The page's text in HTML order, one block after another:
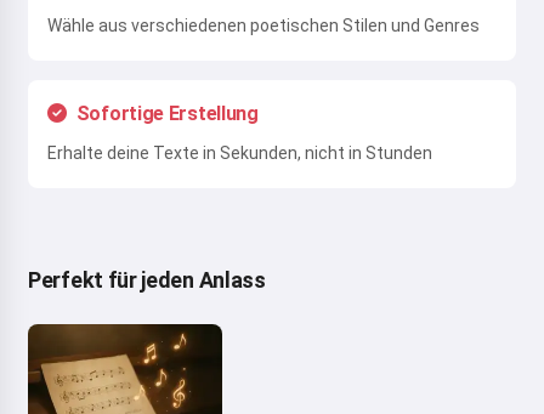
Wähle aus verschiedenen poetischen Stilen und Genres
Sofortige Erstellung
Erhalte deine Texte in Sekunden, nicht in Stunden
Perfekt für jeden Anlass